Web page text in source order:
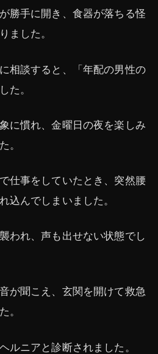
勝手に開き、食器が落ちる怪
ました。
相談すると、「年配の男性の
た。
に慣れ、金曜日の夜を楽しみ
。
仕事をしていたとき、突然腰
込んでしまいました。
われ、声も出せない状態でし
が聞こえ、玄関を開けて救急
。
ルニアと診断されました。